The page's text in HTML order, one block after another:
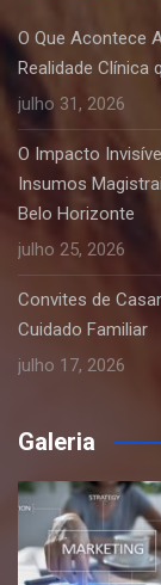
O Que Acontece
Realidade Clínica
julho 31, 2026
O Impacto
Insumos
Belo Horizonte
julho 25, 2026
Convites de
Cuidado Familiar
julho 17, 2026
Galeria